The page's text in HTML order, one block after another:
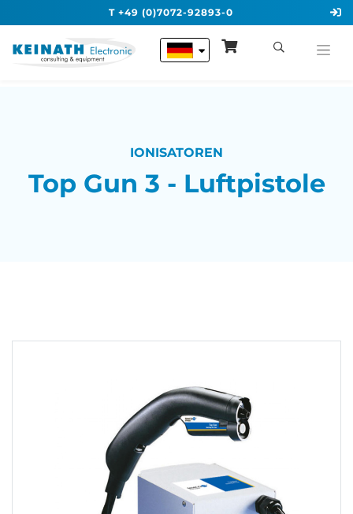
T +49 (0)7072-92893-0
IONISATOREN
Top Gun 3 - Luftpistole